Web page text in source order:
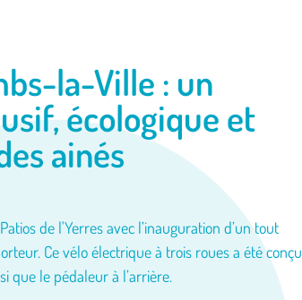
la-Ville : un
écologique et
ainés
de l'Yerres avec l’inauguration d’un tout
Ce vélo électrique à trois roues a été conçu
que le pédaleur à l’arrière.